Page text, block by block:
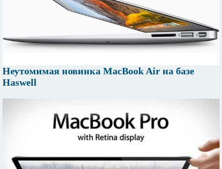
Неутомимая новинка MacBook Air на базе
Haswell